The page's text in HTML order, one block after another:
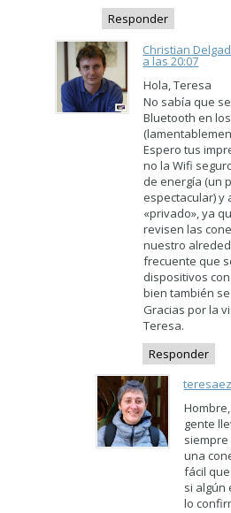
Responder
Christian
a las 20:07
Hola, Teresa
No sabía que
Bluetooth en
Espero tus
no la Wifi
de energía (un
espectacular) y
«privado», ya
revisen las
nuestro
frecuente que
dispositivos
bien también se
Gracias por la
Teresa.
Responder
gente
una
fácil
si algún
lo